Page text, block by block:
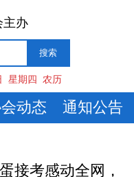
主办
星期四 农历
动态 通知公告
接考感动全网，